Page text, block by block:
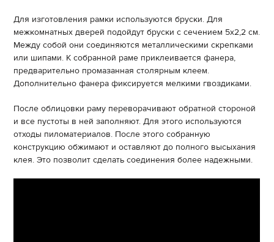
Для изготовления рамки используются бруски. Для
межкомнатных дверей подойдут бруски с сечением 5х2,2 см.
Между собой они соединяются металлическими скрепками
или шипами. К собранной раме приклеивается фанера,
предварительно промазанная столярным клеем.
Дополнительно фанера фиксируется мелкими гвоздиками.
После облицовки раму переворачивают обратной стороной
и все пустоты в ней заполняют. Для этого используются
отходы пиломатериалов. После этого собранную
конструкцию обжимают и оставляют до полного высыхания
клея. Это позволит сделать соединения более надежными.